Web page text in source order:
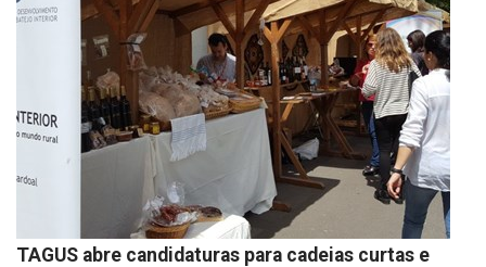
TAGUS abre candidaturas para cadeias curtas e